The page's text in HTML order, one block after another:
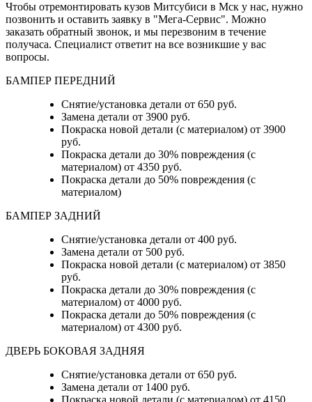
Чтобы отремонтировать кузов Митсубиси в Мск у нас, нужно
позвонить и оставить заявку в "Мега-Сервис". Можно
заказать обратный звонок, и мы перезвоним в течение
получаса. Специалист ответит на все возникшие у вас
вопросы.
БАМПЕР ПЕРЕДНИЙ
Снятие/установка детали от 650 руб.
Замена детали от 3900 руб.
Покраска новой детали (с материалом) от 3900
руб.
Покраска детали до 30% повреждения (с
материалом) от 4350 руб.
Покраска детали до 50% повреждения (с
материалом)
БАМПЕР ЗАДНИЙ
Снятие/установка детали от 400 руб.
Замена детали от 500 руб.
Покраска новой детали (с материалом) от 3850
руб.
Покраска детали до 30% повреждения (с
материалом) от 4000 руб.
Покраска детали до 50% повреждения (с
материалом) от 4300 руб.
ДВЕРЬ БОКОВАЯ ЗАДНЯЯ
Снятие/установка детали от 650 руб.
Замена детали от 1400 руб.